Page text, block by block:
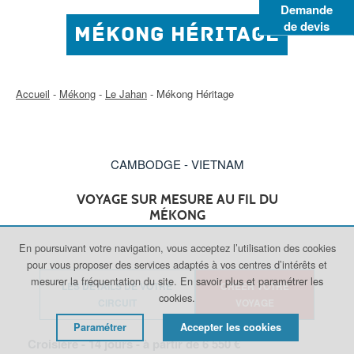
Demande
de devis
MÉKONG HÉRITAGE
Accueil - Mékong - Le Jahan - Mékong Héritage
CAMBODGE - VIETNAM
VOYAGE SUR MESURE AU FIL DU
MÉKONG
LES DÉTAILS DE VOTRE
CRÉER VOTRE
Croisière -14jours - à partir de6 550€
En poursuivant votre navigation, vous acceptez l’utilisation des cookies
pour vous proposer des services adaptés à vos centres d’intérêts et
mesurer la fréquentation du site. En savoir plus et paramétrer les
cookies.
Paramétrer Accepter les cookies